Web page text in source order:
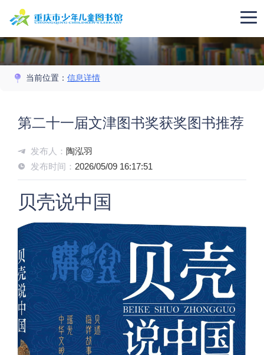
当前位置： 信息详情
第二十一届文津图书奖获奖图书推荐
发布人： 陶泓羽
发布时间： 2026/05/09 16:17:51
贝壳说中国